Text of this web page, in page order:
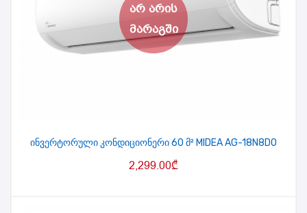
ინვერტორული კონდიციონერი 60 მ² MIDEA AG-18N8DO
2,299.00₾